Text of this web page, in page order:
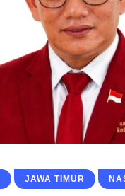
JAWA TIMUR